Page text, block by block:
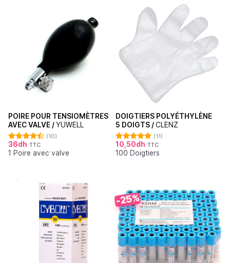
POIRE POUR TENSIOMÈTRES
AVEC VALVE /YUWELL
Note4.50
sur 5
(10)
36dh TTC
1 Poire avec valve
DOIGTIERS POLYÉTHYLÈNE
5 DOIGTS /CLENZ
Note5.00
sur 5
(11)
10,50dh TTC
100 Doigtiers
-25%